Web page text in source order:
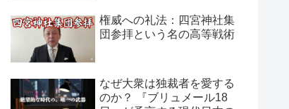
権威への礼法：四宮神社集
団参拝という名の高等戦術
なぜ大衆は独裁者を愛する
のか？ 『ブリュメール18